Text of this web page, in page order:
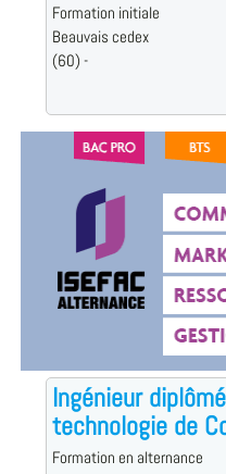
Formation initiale
Beauvais cedex
(60) -
Ingénieur
technologie de
Formation en alternance